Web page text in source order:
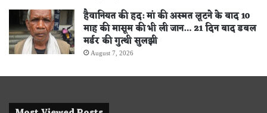
हैवानियत की हद: मां की अस्मत लूटने के बाद 10
माह की मासूम की भी ली जान… 21 दिन बाद डबल
मर्डर की गुत्थी सुलझी
August 7, 2026